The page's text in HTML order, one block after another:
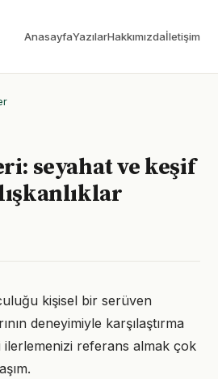
AnasayfaYazılarHakkımızdaİletişim
seyahat ve keşif
kişisel bir serüven
deneyimiyle karşılaştırma
referans almak çok